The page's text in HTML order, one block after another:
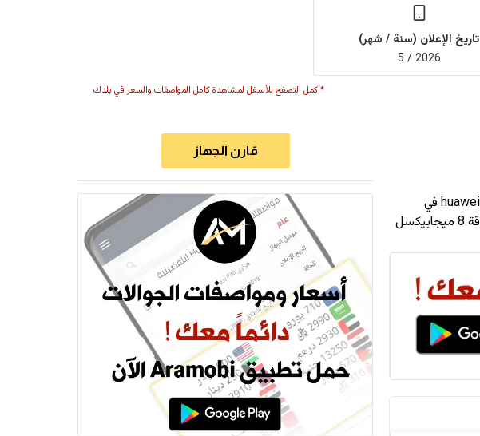
تاريخ الإعلان (سنة / شهر)
2026 / 5
*أكمل التصفح للأسفل لمشاهدة كامل المواصفات والسعر في بلدك
بيكسل , اعتمدت huawei في
قارن الجهاز